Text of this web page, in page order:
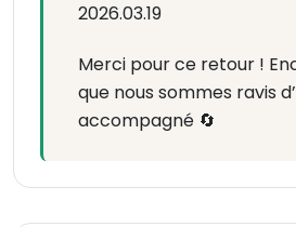
2026.03.19
Merci pour ce retour !
que nous sommes ravis
accompagné 🔄